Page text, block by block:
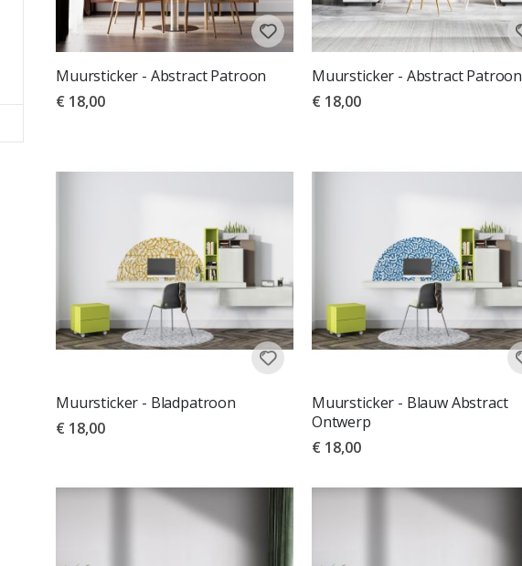
Muursticker - Abstract Patroon
€ 18,00
Muursticker - Abstract Patroon
€ 18,00
Muursticker - Bladpatroon
€ 18,00
Muursticker - Blauw Abstract
Ontwerp
€ 18,00